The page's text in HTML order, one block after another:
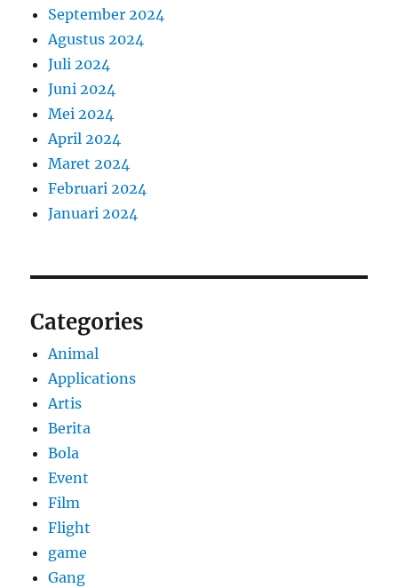
September 2024
Agustus 2024
Juli 2024
Juni 2024
Mei 2024
April 2024
Maret 2024
Februari 2024
Januari 2024
Categories
Animal
Applications
Artis
Berita
Bola
Event
Film
Flight
game
Gang